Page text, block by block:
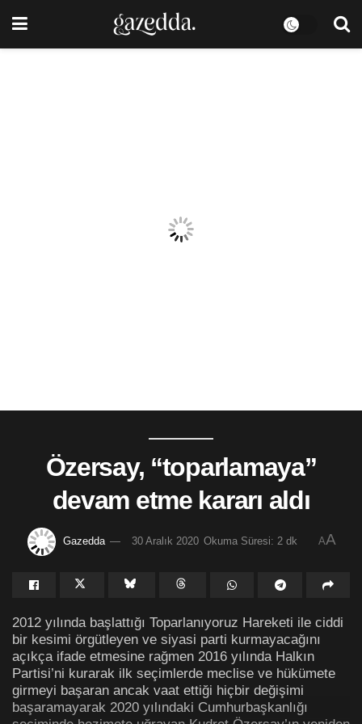
Özersay, “toparlamaya”
devam etme kararı aldı
Gazedda 30 Aralık 2020 Okuma Süresi: 2 dk AA
2012 yılında başlattığı Toparlanıyoruz Hareketi ile ciddi
bir kesimi örgütleyen ve siyasi parti kurmayacağını
açıkça ifade etmesine rağmen 2016 yılında Halkın
Partisi’ni kurarak ilk seçimlerde meclise ve hükümete
girmeyi başaran ancak vaat ettiği hiçbir değişimi
başaramayarak 2020 yılındaki Cumhurbaşkanlığı